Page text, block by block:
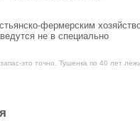
фермерским
не в специально
это точно. Тушенка по 40 лет